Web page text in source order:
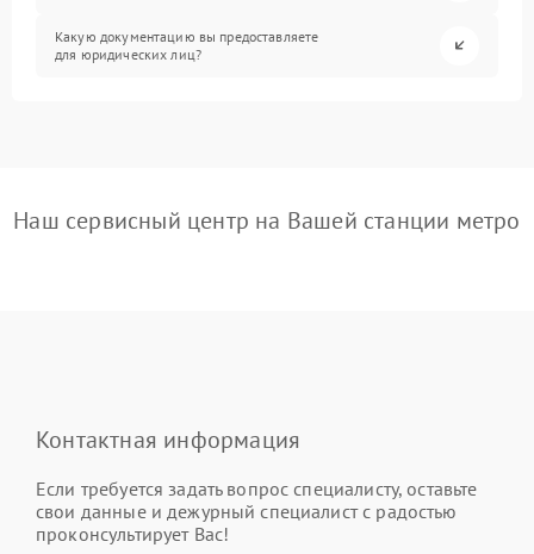
Какую документацию вы предоставляете
для юридических лиц?
Наш сервисный центр на Вашей станции метро
Контактная информация
Если требуется задать вопрос специалисту, оставьте
свои данные и дежурный специалист с радостью
проконсультирует Вас!